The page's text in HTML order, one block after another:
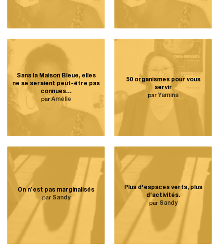
Sans la Maison Bleue, elles
ne se seraient peut-être pas
connues…
parAmélie
50 organismes pour vous
servir
parYamina
On n’est pas marginalisés
par Sandy
Plus d’espaces verts, plus
d’activités.
par Sandy